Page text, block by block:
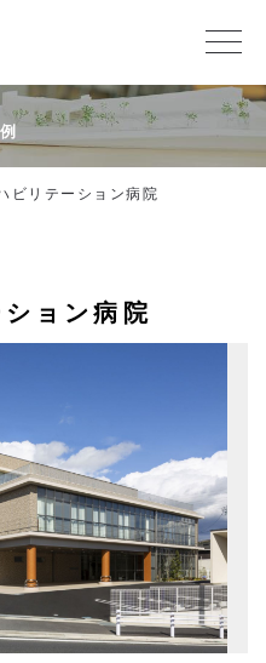
ビリテーション病院
ョン病院